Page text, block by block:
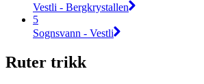
Vestli - Bergkrystallen
5
Sognsvann - Vestli
Ruter trikk